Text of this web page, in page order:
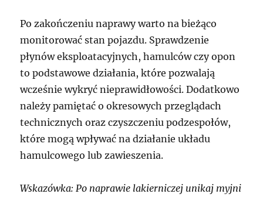
Po zakończeniu naprawy warto na bieżąco
monitorować stan pojazdu. Sprawdzenie
płynów eksploatacyjnych, hamulców czy opon
to podstawowe działania, które pozwalają
wcześnie wykryć nieprawidłowości. Dodatkowo
należy pamiętać o okresowych przeglądach
technicznych oraz czyszczeniu podzespołów,
które mogą wpływać na działanie układu
hamulcowego lub zawieszenia.
Wskazówka: Po naprawie lakierniczej unikaj myjni